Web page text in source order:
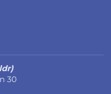
30